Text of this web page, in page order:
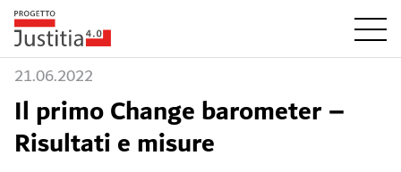
21.06.2022
Il primo Change barometer –
Risultati e misure